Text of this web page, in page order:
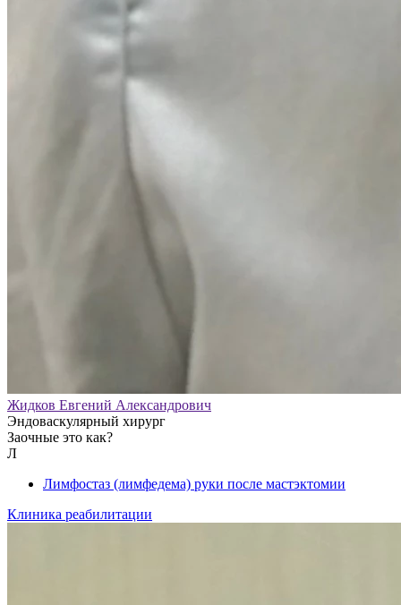
Жидков Евгений Александрович
Эндоваскулярный хирург
Заочные это как?
Л
Лимфостаз (лимфедема) руки после мастэктомии
Клиника реабилитации